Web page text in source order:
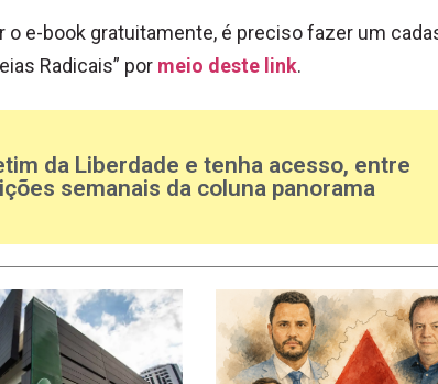
o e-book gratuitamente, é preciso fazer um
Radicais” por meio deste link.
da Liberdade e tenha acesso, entre
semanais da coluna panorama